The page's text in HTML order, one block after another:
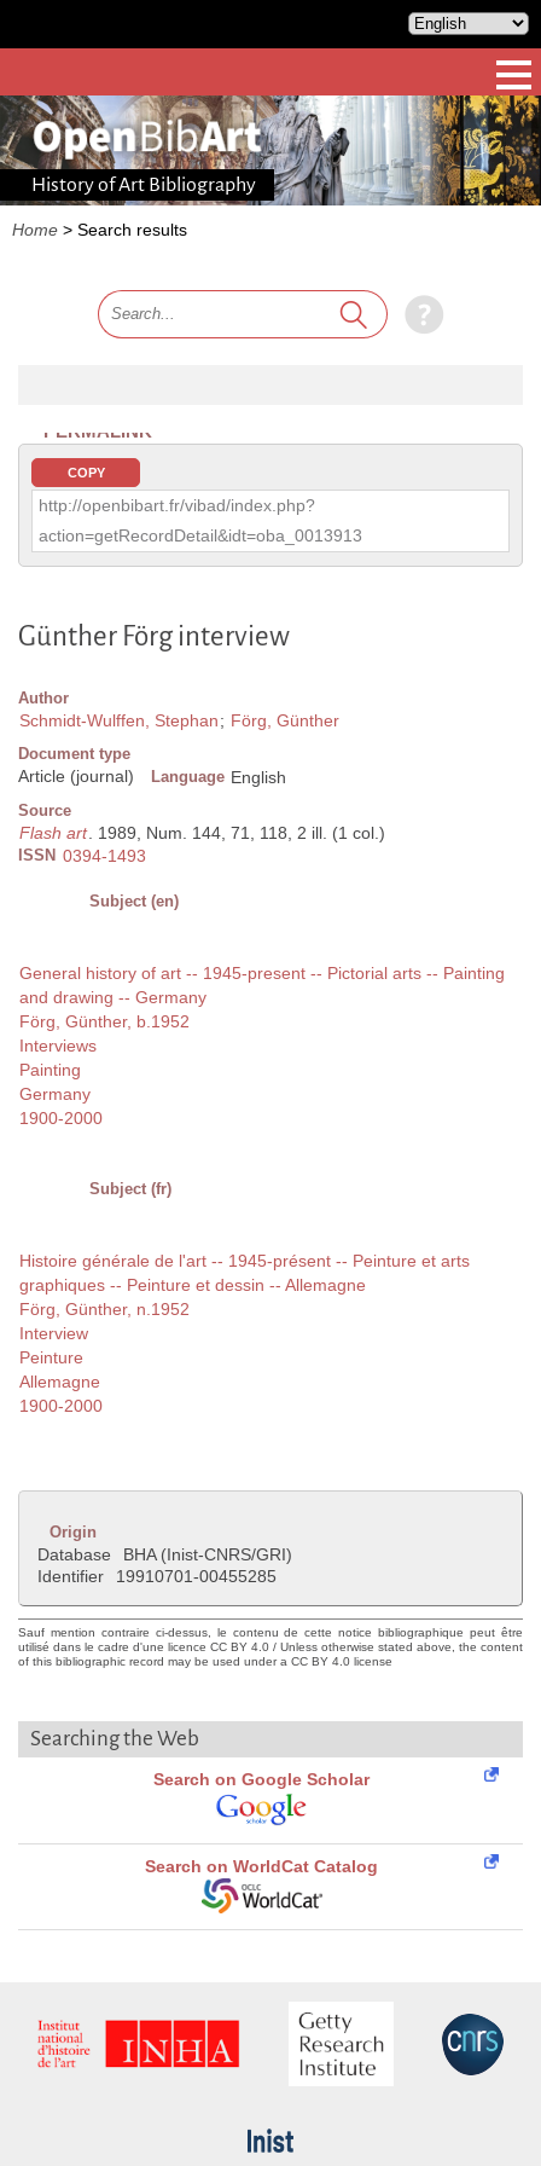
History of Art Bibliography
Home > Search results
PERMALINK
COPY
http://openbibart.fr/vibad/index.php?
action=getRecordDetail&idt=oba_0013913
Günther Förg interview
Author
Schmidt-Wulffen, Stephan; Förg, Günther
Document type
Article (journal) Language English
Source
Flash art. 1989, Num. 144, 71, 118, 2 ill. (1 col.)
ISSN 0394-1493
Subject (en)
General history of art -- 1945-present -- Pictorial arts -- Painting
and drawing -- Germany
Förg, Günther, b.1952
Interviews
Painting
Germany
1900-2000
Subject (fr)
Histoire générale de l'art -- 1945-présent -- Peinture et arts
graphiques -- Peinture et dessin -- Allemagne
Förg, Günther, n.1952
Interview
Peinture
Allemagne
1900-2000
Origin
Database
BHA (Inist-CNRS/GRI)
Identifier
19910701-00455285
Sauf mention contraire ci-dessus, le contenu de cette notice bibliographique peut être
utilisé dans le cadre d'une licence CC BY 4.0 / Unless otherwise stated above, the content
of this bibliographic record may be used under a CC BY 4.0 license
Searching the Web
Search on Google Scholar
Search on WorldCat Catalog